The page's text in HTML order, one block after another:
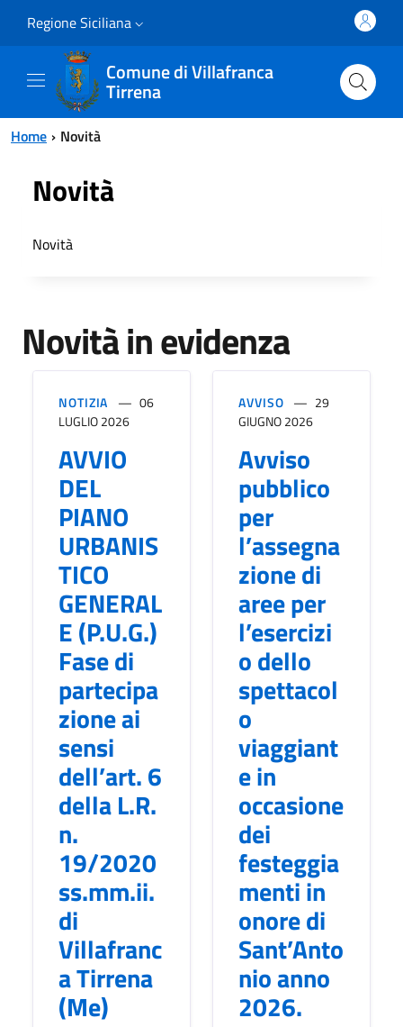
Regione Siciliana
Comune di Villafranca
Tirrena
Home Novità
Novità
Novità
Novità in evidenza
NOTIZIA
06
LUGLIO 2026
AVVIO
DEL
PIANO
URBANIS
TICO
GENERAL
E (P.U.G.)
Fase di
partecipa
zione ai
sensi
dell’art. 6
della L.R.
n.
19/2020
ss.mm.ii.
di
Villafranc
a Tirrena
(Me)
AVVISO
29
GIUGNO 2026
Avviso
pubblico
per
l’assegna
zione di
aree per
l’esercizi
o dello
spettacol
o
viaggiant
e in
occasione
dei
festeggia
menti in
onore di
Sant’Anto
nio anno
2026.